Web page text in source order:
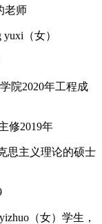
老师
（女）
院2020年工程成
修2019年
思主义理论的硕士
（女）学生，